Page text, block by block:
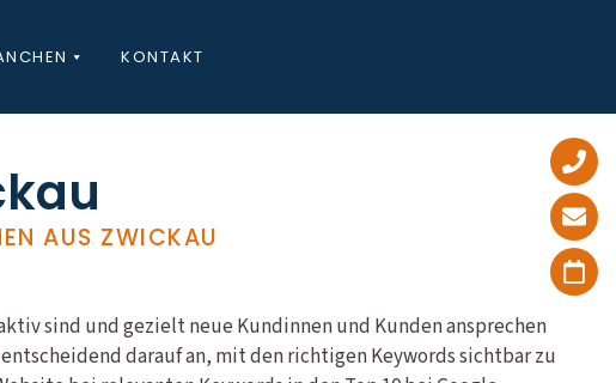
KONTAKT
AUS ZWICKAU
sind und gezielt neue Kundinnen und Kunden ansprechen
darauf an, mit den richtigen Keywords sichtbar zu